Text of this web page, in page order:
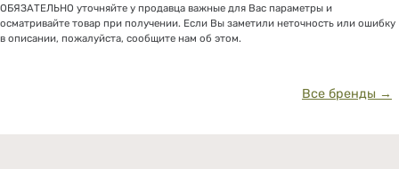
ОБЯЗАТЕЛЬНО уточняйте у продавца важные для Вас параметры и
осматривайте товар при получении. Если Вы заметили неточность или ошибку
в описании, пожалуйста, сообщите нам об этом.
Все бренды →